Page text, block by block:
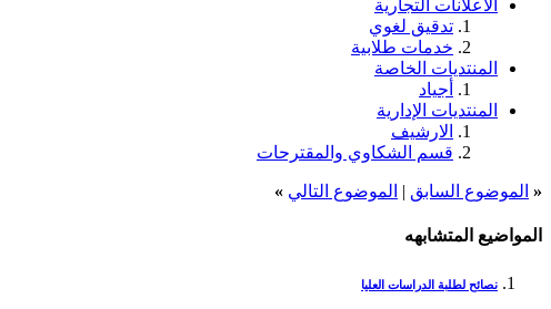
الاعلانات التجارية
تدقيق لغوي
خدمات طلابية
المنتديات الخاصة
أجياد
المنتديات الإدارية
الارشيف
قسم الشكاوي والمقترحات
« الموضوع السابق | الموضوع التالي »
المواضيع المتشابهه
نصائح لطلبة الدراسات العليا